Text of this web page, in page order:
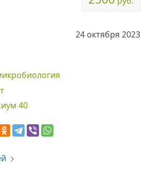
24 октября 2023
40